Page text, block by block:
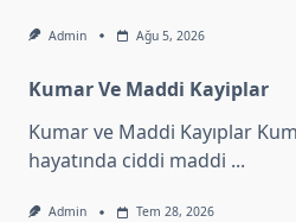
Admin Ağu 5, 2026
Kumar Ve Maddi Kayiplar
Kumar ve Maddi Kayıplar
hayatında ciddi maddi ...
Admin Tem 28, 2026